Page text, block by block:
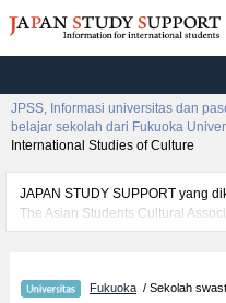
JPSS, Informasi universitas dan
belajar sekolah dari Fukuoka
International Studies of Culture
JAPAN STUDY SUPPORT yang
The Asian Students Cultural
menyediakan informasi sekitar
informasi per fakultas seperti
Fukuoka / Sekolah